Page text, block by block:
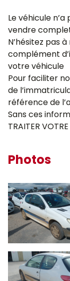
Le véhicule
vendre
N’hésitez pas
complément
votre véhicule
Pour faciliter
de
référence de
Sans ces
TRAITER
Photos